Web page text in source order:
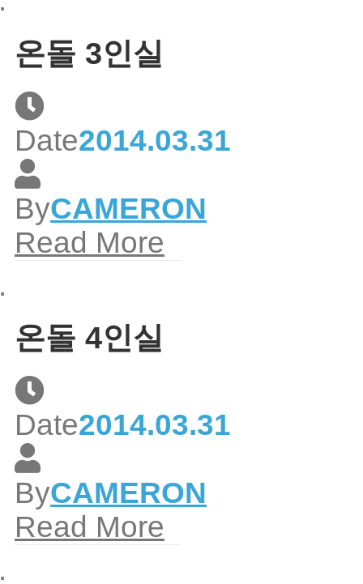
온돌 3인실
Date2014.03.31
ByCAMERON
Read More
온돌 4인실
Date2014.03.31
ByCAMERON
Read More